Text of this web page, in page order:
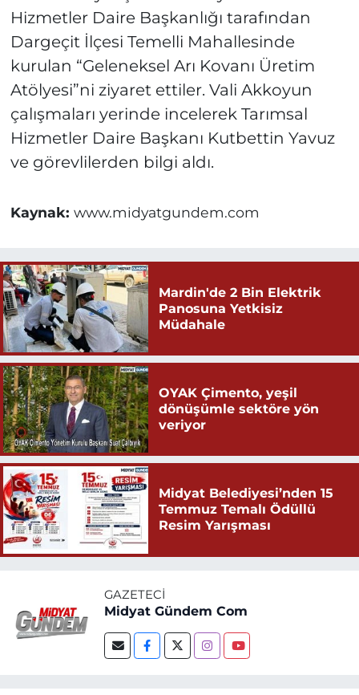
Hizmetler Daire Başkanlığı tarafından
Dargeçit İlçesi Temelli Mahallesinde
kurulan “Geleneksel Arı Kovanı Üretim
Atölyesi”ni ziyaret ettiler. Vali Akkoyun
çalışmaları yerinde incelerek Tarımsal
Hizmetler Daire Başkanı Kutbettin Yavuz
ve görevlilerden bilgi aldı.
Kaynak: www.midyatgundem.com
Mardin'de 2 Bin Elektrik
Panosuna Yetkisiz
Müdahale
OYAK Çimento, yeşil
dönüşümle sektöre yön
veriyor
Midyat Belediyesi’nden 15
Temmuz Temalı Ödüllü
Resim Yarışması
GAZETECI
Midyat Gündem Com